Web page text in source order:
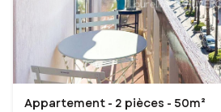
Appartement - 2 pièces - 50m²